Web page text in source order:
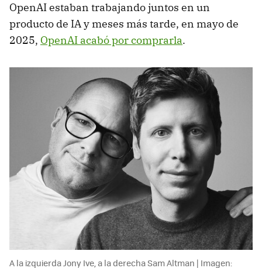
OpenAI estaban trabajando juntos en un
producto de IA y meses más tarde, en mayo de
2025, OpenAI acabó por comprarla.
A la izquierda Jony Ive, a la derecha Sam Altman | Imagen: